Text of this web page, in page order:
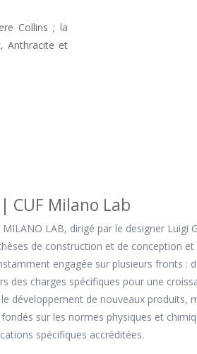
Collins ; la
Anthracite et
CUF Milano Lab
LAB, dirigé par le designer
de construction et de conception
engagée sur plusieurs fronts :
des charges spécifiques pour une
développement de nouveaux produits,
sur les normes physiques et
spécifiques accréditées.